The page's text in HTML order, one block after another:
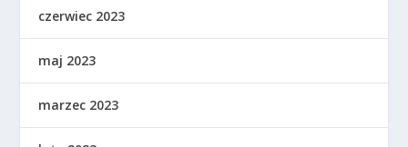
czerwiec 2023
maj 2023
marzec 2023